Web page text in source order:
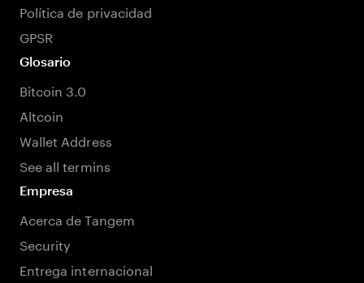
Política de privacidad
GPSR
Glosario
Bitcoin 3.0
Altcoin
Wallet Address
See all termins
Empresa
Acerca de Tangem
Security
Entrega internacional